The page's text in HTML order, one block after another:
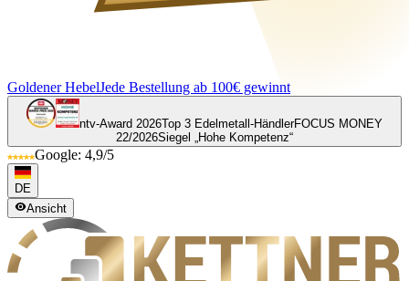
Goldener HebelJede Bestellung ab 100€ gewinnt
ntv-Award 2026Top 3 Edelmetall-HändlerFOCUS MONEY
22/2026Siegel „Hohe Kompetenz“
Google: 4,9/5
DE
Ansicht